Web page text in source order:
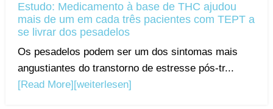
Estudo: Medicamento à base de THC ajudou
mais de um em cada três pacientes com TEPT a
se livrar dos pesadelos
Os pesadelos podem ser um dos sintomas mais
angustiantes do transtorno de estresse pós-tr...
[Read More] [weiterlesen]